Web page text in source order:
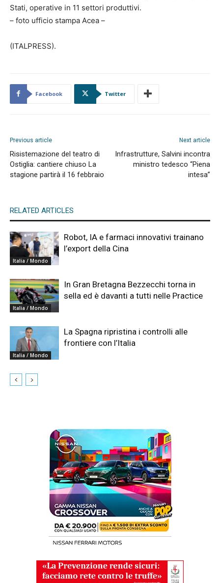
Stati, operative in 11 settori produttivi.
– foto ufficio stampa Acea –
(ITALPRESS).
Facebook Twitter
Previous article
Risistemazione del teatro di
Ostiglia: cantiere chiuso La
stagione partirà il 16 febbraio
Next article
Infrastrutture, Salvini incontra
ministro tedesco “Piena
intesa”
RELATED ARTICLES
Italia / Mondo
Robot, IA e farmaci innovativi trainano
l’export della Cina
Italia / Mondo
In Gran Bretagna Bezzecchi torna in
sella ed è davanti a tutti nelle Practice
Italia / Mondo
La Spagna ripristina i controlli alle
frontiere con l’Italia